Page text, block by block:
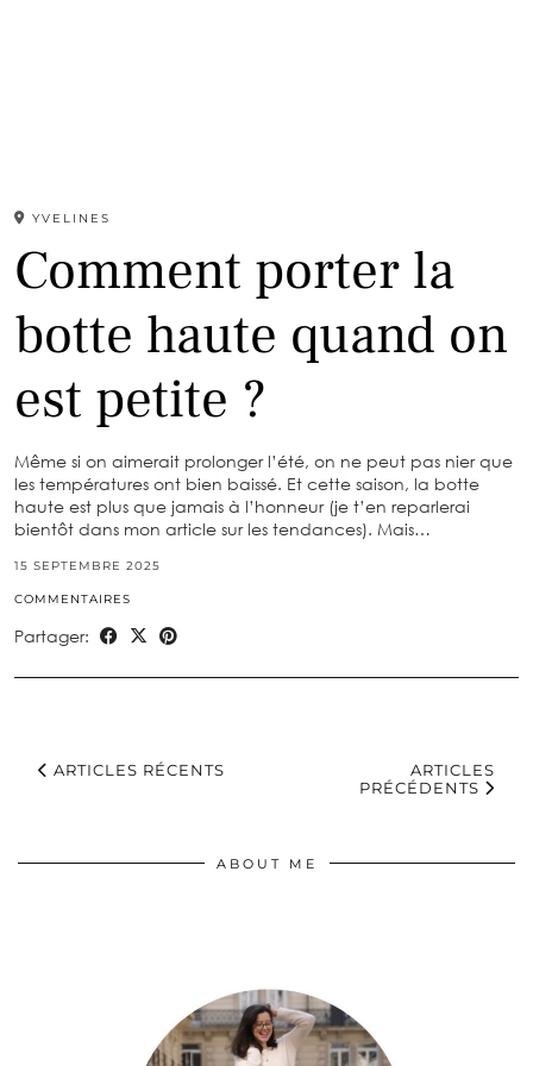
YVELINES
Comment porter la
botte haute quand on
est petite ?
Même si on aimerait prolonger l’été, on ne peut pas nier que
les températures ont bien baissé. Et cette saison, la botte
haute est plus que jamais à l’honneur (je t’en reparlerai
bientôt dans mon article sur les tendances). Mais…
15 SEPTEMBRE 2025
COMMENTAIRES
Partager:
ARTICLES RÉCENTS
ARTICLES
PRÉCÉDENTS
ABOUT ME